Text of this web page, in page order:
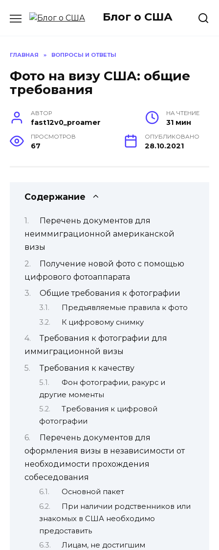
Блог о США
ГЛАВНАЯ » ВОПРОСЫ И ОТВЕТЫ
Фото на визу США: общие
требования
АВТОР
fast12v0_proamer
НА ЧТЕНИЕ
31 мин
ПРОСМОТРОВ
67
ОПУБЛИКОВАНО
28.10.2021
Содержание
Перечень документов для
неиммиграционной американской
визы
Получение новой фото с помощью
цифрового фотоаппарата
Общие требования к фотографии
Предъявляемые правила к фото
К цифровому снимку
Требования к фотографии для
иммиграционной визы
Требования к качеству
Фон фотографии, ракурс и
другие моменты
Требования к цифровой
фотографии
Перечень документов для
оформления визы в независимости от
необходимости прохождения
собеседования
Основной пакет
При наличии родственников или
знакомых в США необходимо
предоставить
Лицам, не достигшим